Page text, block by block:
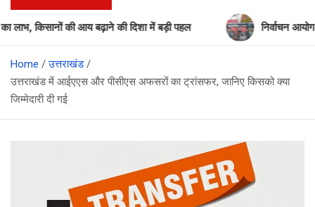
की आय बढ़ाने की दिशा में बड़ी पहल निर्वाचन आयोग की
Home
उत्तराखंड
उत्तराखंड में आईएएस और पीसीएस अफसरों का ट्रांसफर, जानिए किसको क्या
जिम्मेदारी दी गई